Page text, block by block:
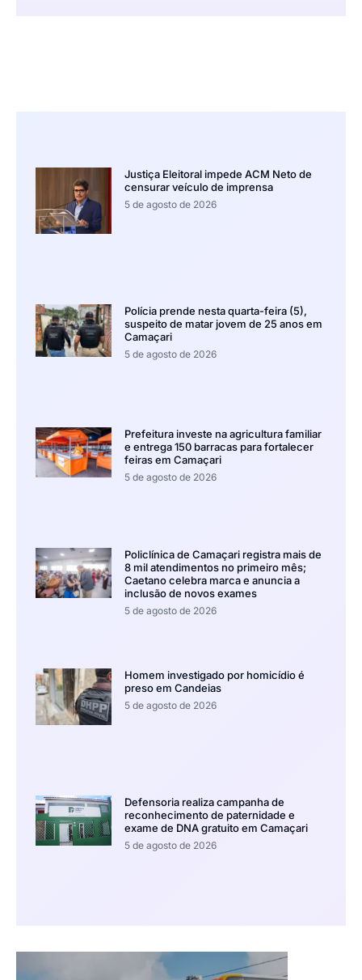
Justiça Eleitoral impede ACM Neto de
censurar veículo de imprensa
5 de agosto de 2026
Polícia prende nesta quarta-feira (5),
suspeito de matar jovem de 25 anos em
Camaçari
5 de agosto de 2026
Prefeitura investe na agricultura familiar
e entrega 150 barracas para fortalecer
feiras em Camaçari
5 de agosto de 2026
Policlínica de Camaçari registra mais de
8 mil atendimentos no primeiro mês;
Caetano celebra marca e anuncia a
inclusão de novos exames
5 de agosto de 2026
Homem investigado por homicídio é
preso em Candeias
5 de agosto de 2026
Defensoria realiza campanha de
reconhecimento de paternidade e
exame de DNA gratuito em Camaçari
5 de agosto de 2026